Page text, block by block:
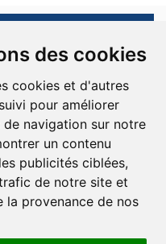
des cookies
cookies et d'autres
pour améliorer
navigation sur notre
un contenu
publicités ciblées,
de notre site et
la provenance de nos
sont réservés.